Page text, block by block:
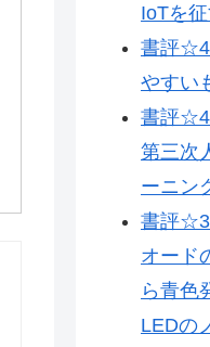
IoTを
書評
やすい
書評☆4
第三次
ーニン
書評☆3
オード
ら青色
LEDの